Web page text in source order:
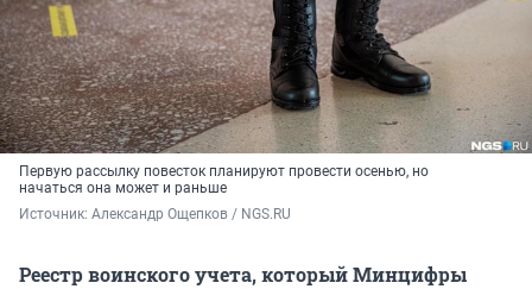
Первую рассылку повесток планируют провести осенью, но
начаться она может и раньше
Источник: Александр Ощепков / NGS.RU
Реестр воинского учета, который Минцифры